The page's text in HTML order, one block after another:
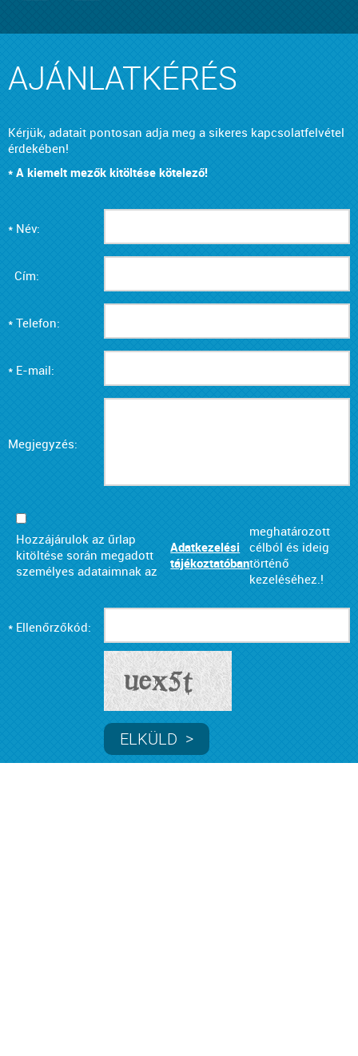
AJÁNLATKÉRÉS
Kérjük, adatait pontosan adja meg a sikeres kapcsolatfelvétel
érdekében!
* A kiemelt mezők kitöltése kötelező!
* Név:
Cím:
* Telefon:
* E-mail:
Megjegyzés:
Hozzájárulok az űrlap
kitöltése során megadott
személyes adataimnak az
Adatkezelési
tájékoztatóban
meghatározott
célból és ideig
történő
kezeléséhez.!
* Ellenőrzőkód: